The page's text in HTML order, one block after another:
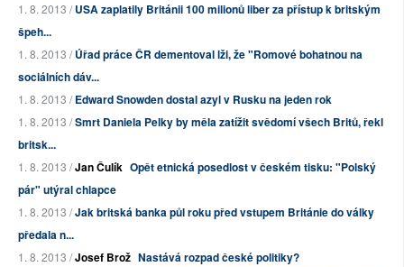
1. 8. 2013 /USA zaplatily Británii 100 milionů liber za přístup k britským
špeh...
1. 8. 2013 /Úřad práce ČR dementoval lži, že "Romové bohatnou na
sociálních dáv...
1. 8. 2013 /Edward Snowden dostal azyl v Rusku na jeden rok
1. 8. 2013 /Smrt Daniela Pelky by měla zatížit svědomí všech Britů, řekl
britsk...
1. 8. 2013 /Jan Čulík Opět etnická posedlost v českém tisku: "Polský
pár" utýral chlapce
1. 8. 2013 /Jak britská banka půl roku před vstupem Británie do války
předala n...
1. 8. 2013 /Josef Brož Nastává rozpad české politiky?